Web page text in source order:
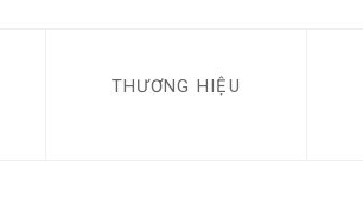
THƯƠNG HIỆU